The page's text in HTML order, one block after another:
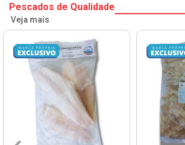
Pescados de Qualidade
Veja mais